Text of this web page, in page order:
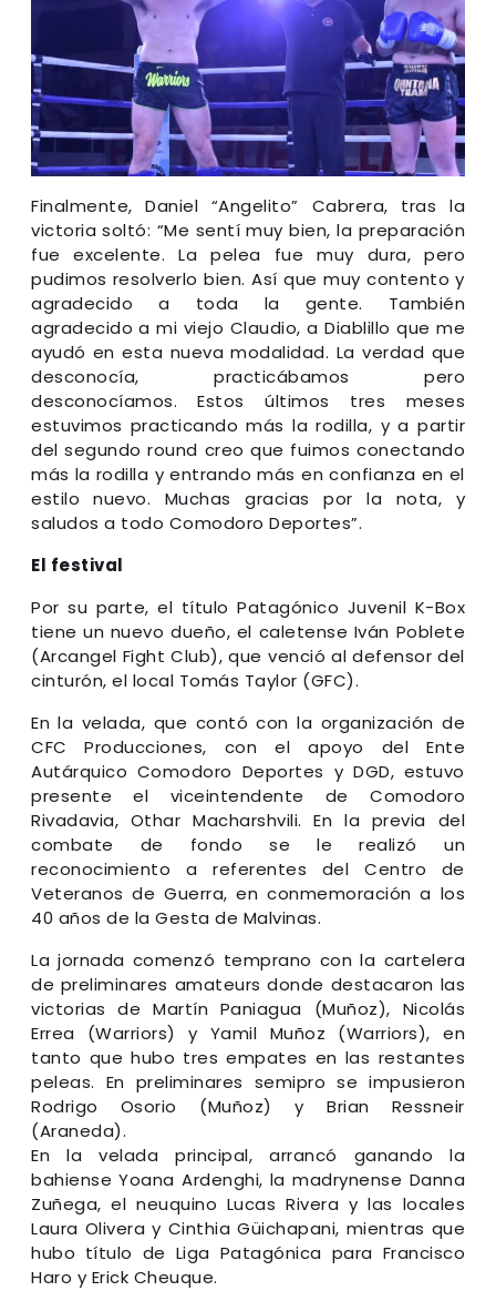
Finalmente, Daniel “Angelito” Cabrera, tras la
victoria soltó: “Me sentí muy bien, la preparación
fue excelente. La pelea fue muy dura, pero
pudimos resolverlo bien. Así que muy contento y
agradecido a toda la gente. También
agradecido a mi viejo Claudio, a Diablillo que me
ayudó en esta nueva modalidad. La verdad que
desconocía, practicábamos pero
desconocíamos. Estos últimos tres meses
estuvimos practicando más la rodilla, y a partir
del segundo round creo que fuimos conectando
más la rodilla y entrando más en confianza en el
estilo nuevo. Muchas gracias por la nota, y
saludos a todo Comodoro Deportes”.
El festival
Por su parte, el título Patagónico Juvenil K-Box
tiene un nuevo dueño, el caletense Iván Poblete
(Arcangel Fight Club), que venció al defensor del
cinturón, el local Tomás Taylor (GFC).
En la velada, que contó con la organización de
CFC Producciones, con el apoyo del Ente
Autárquico Comodoro Deportes y DGD, estuvo
presente el viceintendente de Comodoro
Rivadavia, Othar Macharshvili. En la previa del
combate de fondo se le realizó un
reconocimiento a referentes del Centro de
Veteranos de Guerra, en conmemoración a los
40 años de la Gesta de Malvinas.
La jornada comenzó temprano con la cartelera
de preliminares amateurs donde destacaron las
victorias de Martín Paniagua (Muñoz), Nicolás
Errea (Warriors) y Yamil Muñoz (Warriors), en
tanto que hubo tres empates en las restantes
peleas. En preliminares semipro se impusieron
Rodrigo Osorio (Muñoz) y Brian Ressneir
(Araneda).
En la velada principal, arrancó ganando la
bahiense Yoana Ardenghi, la madrynense Danna
Zuñega, el neuquino Lucas Rivera y las locales
Laura Olivera y Cinthia Güichapani, mientras que
hubo título de Liga Patagónica para Francisco
Haro y Erick Cheuque.